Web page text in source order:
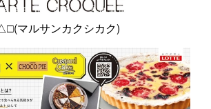
マルサンカクシカク)